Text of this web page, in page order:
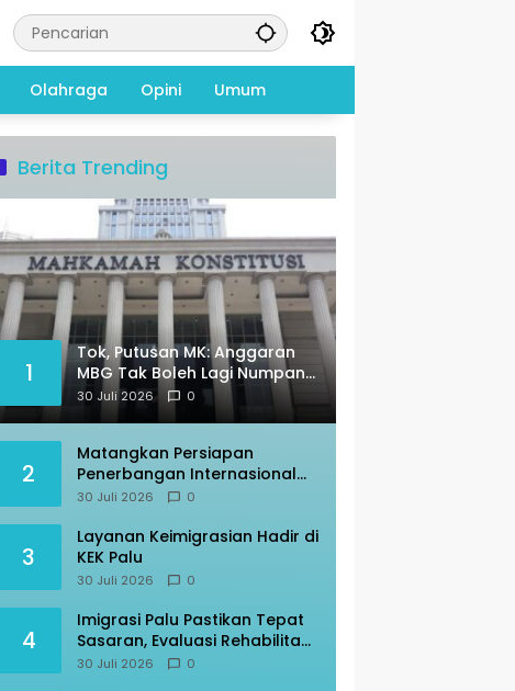
Olahraga Opini Umum
Berita Trending
1
Tok, Putusan MK: Anggaran
MBG Tak Boleh Lagi Numpang
di Pos Pendidikan
30 Juli 2026 0
2
Matangkan Persiapan
Penerbangan Internasional
Perdana, Imigrasi Palu Rakor
30 Juli 2026 0
3
Layanan Keimigrasian Hadir di
KEK Palu
30 Juli 2026 0
4
Imigrasi Palu Pastikan Tepat
Sasaran, Evaluasi Rehabilitasi
Ruang Detensi
30 Juli 2026 0